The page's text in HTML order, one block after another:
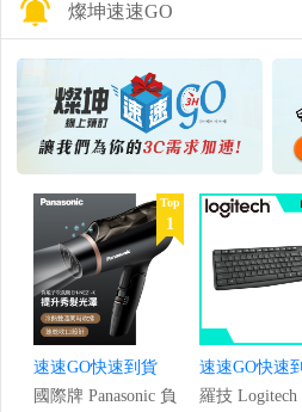
燦坤速速GO
Top
1
速速GO快速到貨
國際牌 Panasonic 負
速速GO快速
羅技 Logitech